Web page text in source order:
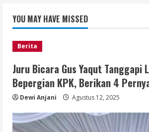
YOU MAY HAVE MISSED
Berita
Juru Bicara Gus Yaqut Tanggapi
Bepergian KPK, Berikan 4
Dewi Anjani Agustus 12, 2025